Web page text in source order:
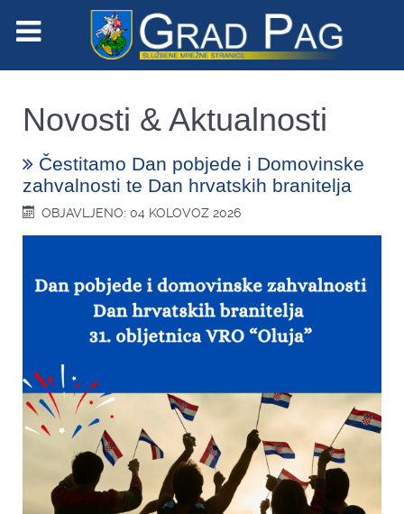
Novosti & Aktualnosti
Čestitamo Dan pobjede i Domovinske
zahvalnosti te Dan hrvatskih branitelja
OBJAVLJENO: 04 KOLOVOZ 2026